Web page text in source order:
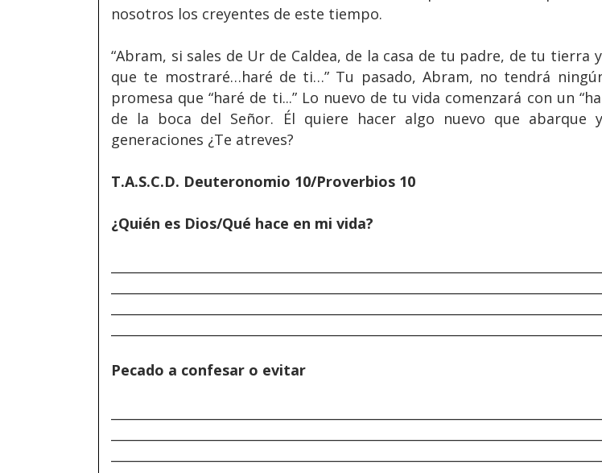
nosotros los creyentes de este tiempo.
“Abram, si sales de Ur de Caldea, de la casa de tu padre, de tu tierra
que te mostraré…haré de ti…” Tu pasado, Abram, no tendrá
promesa que “haré de ti...” Lo nuevo de tu vida comenzará con un
de la boca del Señor. Él quiere hacer algo nuevo que abarque
generaciones ¿Te atreves?
T.A.S.C.D. Deuteronomio 10/Proverbios 10
¿Quién es Dios/Qué hace en mi vida?
Pecado a confesar o evitar